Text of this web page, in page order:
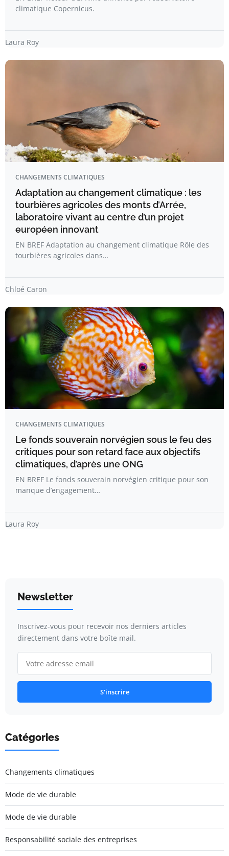
climatique Copernicus.
Laura Roy
CHANGEMENTS CLIMATIQUES
Adaptation au changement climatique : les
tourbières agricoles des monts d’Arrée,
laboratoire vivant au centre d’un projet
européen innovant
EN BREF Adaptation au changement climatique Rôle des
tourbières agricoles dans…
Chloé Caron
CHANGEMENTS CLIMATIQUES
Le fonds souverain norvégien sous le feu des
critiques pour son retard face aux objectifs
climatiques, d’après une ONG
EN BREF Le fonds souverain norvégien critique pour son
manque d’engagement…
Laura Roy
Newsletter
Inscrivez-vous pour recevoir nos derniers articles
directement dans votre boîte mail.
S'inscrire
Catégories
Changements climatiques
Mode de vie durable
Mode de vie durable
Responsabilité sociale des entreprises